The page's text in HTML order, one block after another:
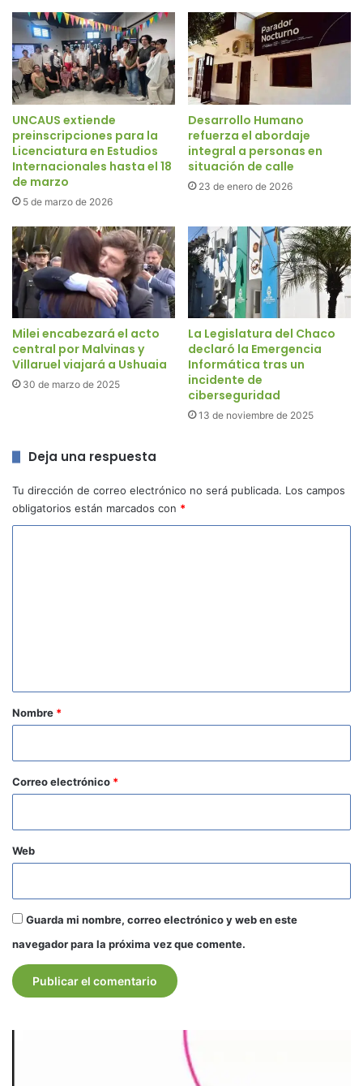
UNCAUS extiende
preinscripciones para la
Licenciatura en Estudios
Internacionales hasta el 18
de marzo
5 de marzo de 2026
Desarrollo Humano
refuerza el abordaje
integral a personas en
situación de calle
23 de enero de 2026
Milei encabezará el acto
central por Malvinas y
Villaruel viajará a Ushuaia
30 de marzo de 2025
La Legislatura del Chaco
declaró la Emergencia
Informática tras un
incidente de
ciberseguridad
13 de noviembre de 2025
Deja una respuesta
Tu dirección de correo electrónico no será publicada. Los campos
obligatorios están marcados con *
r
*
Nombre *
Correo electrónico *
Web
Guarda mi nombre, correo electrónico y web en este
navegador para la próxima vez que comente.